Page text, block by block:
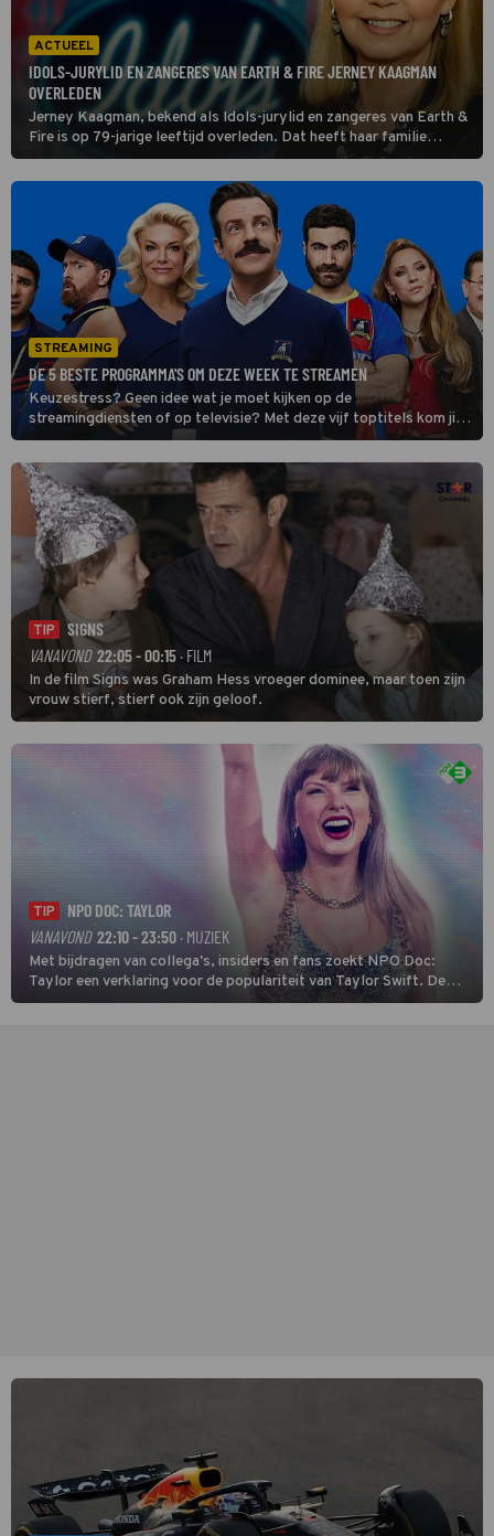
ACTUEEL
IDOLS-JURYLID EN ZANGERES VAN EARTH & FIRE JERNEY KAAGMAN
OVERLEDEN
Jerney Kaagman, bekend als Idols-jurylid en zangeres van Earth &
Fire is op 79-jarige leeftijd overleden. Dat heeft haar familie
gemeld in een verklaring. Ze leed al jarenlang aan de ziekte van
Parkinson.
STREAMING
DE 5 BESTE PROGRAMMA'S OM DEZE WEEK TE STREAMEN
Keuzestress? Geen idee wat je moet kijken op de
streamingdiensten of op televisie? Met deze vijf toptitels kom jij
sowieso de week door.
TIP
SIGNS
VANAVOND 22:05 - 00:15· FILM
In de film Signs was Graham Hess vroeger dominee, maar toen zijn
vrouw stierf, stierf ook zijn geloof.
TIP
NPO DOC: TAYLOR
VANAVOND 22:10 - 23:50 · MUZIEK
Met bijdragen van collega's, insiders en fans zoekt NPO Doc:
Taylor een verklaring voor de populariteit van Taylor Swift. De
singer-songwriter is een van de succesvolste sterren van onze tijd